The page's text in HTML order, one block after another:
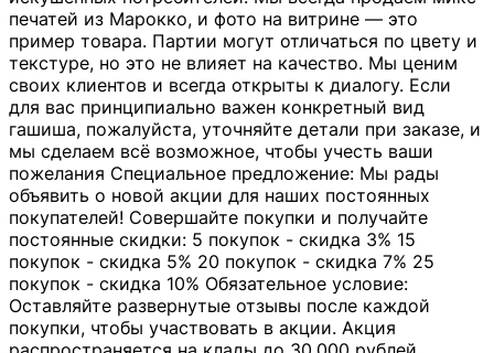
печатей из Марокко, и фото на витрине — это
пример товара. Партии могут отличаться по цвету и
текстуре, но это не влияет на качество. Мы ценим
своих клиентов и всегда открыты к диалогу. Если
для вас принципиально важен конкретный вид
гашиша, пожалуйста, уточняйте детали при заказе, и
мы сделаем всё возможное, чтобы учесть ваши
пожелания Специальное предложение: Мы рады
объявить о новой акции для наших постоянных
покупателей! Совершайте покупки и получайте
постоянные скидки: 5 покупок - скидка 3% 15
покупок - скидка 5% 20 покупок - скидка 7% 25
покупок - скидка 10% Обязательное условие:
Оставляйте развернутые отзывы после каждой
покупки, чтобы участвовать в акции. Акция